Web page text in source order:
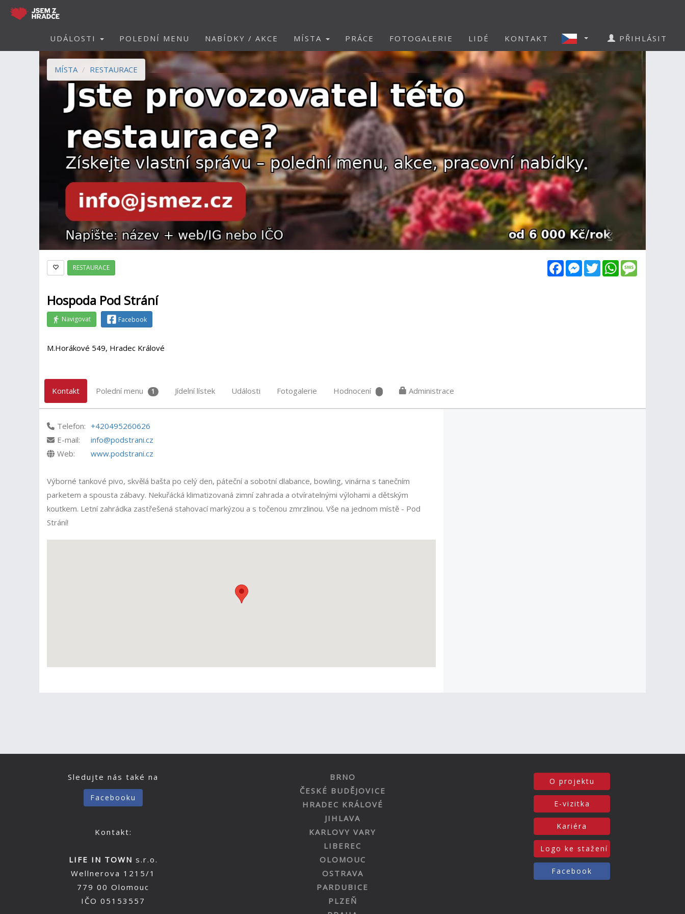
UDÁLOSTI POLEDNÍ MENU NABÍDKY / AKCE MÍSTA PRÁCE FOTOGALERIE LIDÉ KONTAKT PŘIHLÁSIT
MÍSTA RESTAURACE
FacebookMessenger
TwitterWhatsApp
RESTAURACE
Hospoda Pod Strání
Navigovat Facebook
M.Horákové 549, Hradec Králové
Kontakt Polední menu 1 Jídelní lístek Události Fotogalerie Hodnocení Administrace
Telefon: +420495260626
E-mail:
info@podstrani.cz
Web:
www.podstrani.cz
Výborné tankové pivo, skvělá bašta po celý den, páteční a sobotní dlabance, bowling, vinárna s tanečním
parketem a spousta zábavy. Nekuřácká klimatizovaná zimní zahrada a otvíratelnými výlohami a dětským
koutkem. Letní zahrádka zastřešená stahovací markýzou a s točenou zmrzlinou. Vše na jednom místě - Pod
Strání!
Sledujte nás také na
Facebooku
Kontakt:
LIFE IN TOWN s.r.o.
Wellnerova 1215/1
779 00 Olomouc
IČO 05153557
BRNO
ČESKÉ BUDĚJOVICE
HRADEC KRÁLOVÉ
JIHLAVA
KARLOVY VARY
LIBEREC
OLOMOUC
OSTRAVA
PARDUBICE
PLZEŇ
O projektu
E-vizitka
Kariéra
Logo ke stažení
Facebook